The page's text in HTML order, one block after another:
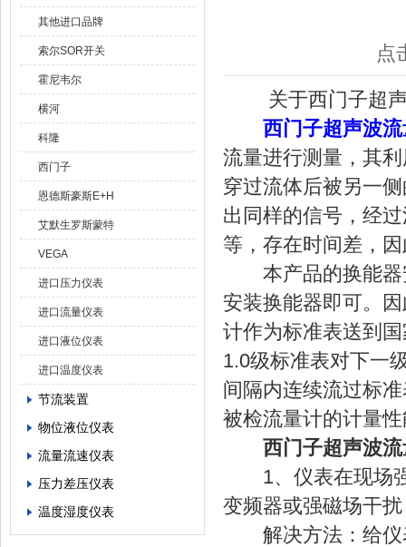
其他进口品牌
索尔SOR开关
霍尼韦尔
横河
科隆
西门子
恩德斯豪斯E+H
艾默生罗斯蒙特
VEGA
进口压力仪表
进口流量仪表
进口液位仪表
进口温度仪表
节流装置
物位液位仪表
流量流速仪表
压力差压仪表
温度湿度仪表
点
关于西门子超声
西门子超声波
流量进行测量，其
穿过流体后被另一
出同样的信号，经
等，存在时间差，
本产品的换能器
安装换能器即可。
计作为标准表送到
1.0级标准表对下一
间隔内连续流过标
被检流量计的计量
西门子超声波
1、仪表在现场强
变频器或强磁场干
解决方法：给仪